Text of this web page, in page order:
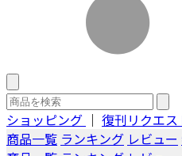
ショッピング ｜ 復刊リクエス
商品一覧 ランキング レビュー